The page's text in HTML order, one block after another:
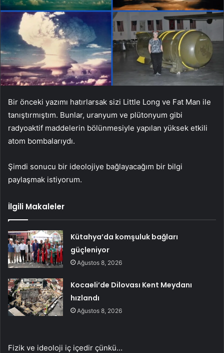
Bir önceki yazımı hatırlarsak sizi Little Long ve Fat Man ile
tanıştırmıştım. Bunlar, uranyum ve plütonyum gibi
radyoaktif maddelerin bölünmesiyle yapılan yüksek etkili
atom bombalarıydı.
Şimdi sonucu bir ideolojiye bağlayacağım bir bilgi
paylaşmak istiyorum.
İlgili Makaleler
Kütahya’da komşuluk bağları
güçleniyor
Ağustos 8, 2026
Kocaeli’de Dilovası Kent Meydanı
hızlandı
Ağustos 8, 2026
Fizik ve ideoloji iç içedir çünkü…